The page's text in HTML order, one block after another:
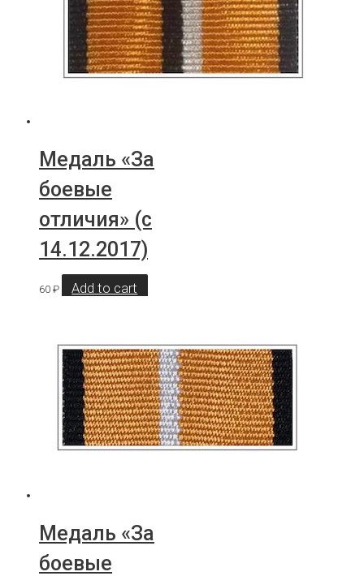
Медаль «За
боевые
отличия» (с
14.12.2017)
60 ₽ Add to cart
Медаль «За
боевые